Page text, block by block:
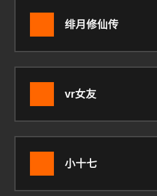
绯月修仙传
vr女友
小十七